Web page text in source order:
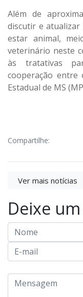
Além de
discutir e atualizar
estar animal,
veterinário neste
às tratativas
cooperação entre
Estadual de MS
Compartilhe:
Ver mais notícias
Deixe